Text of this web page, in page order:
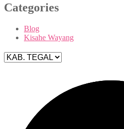
Categories
Blog
Kisahe Wayang